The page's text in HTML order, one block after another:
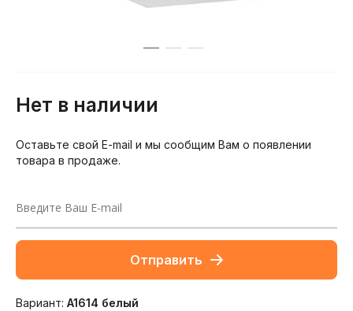
Нет в наличии
Оставьте свой E-mail и мы сообщим Вам о появлении
товара в продаже.
Отправить
Вариант: A1614 белый